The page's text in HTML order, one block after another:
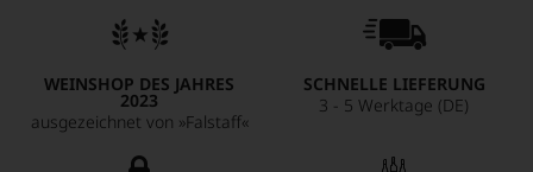
WEINSHOP DES JAHRES
2023
ausgezeichnet von »Falstaff«
SCHNELLE LIEFERUNG
3 - 5 Werktage (DE)